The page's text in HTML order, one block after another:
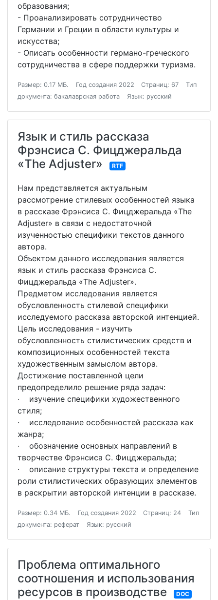
образования;
- Проанализировать сотрудничество
Германии и Греции в области культуры и
искусства;
- Описать особенности германо-греческого
сотрудничества в сфере поддержки туризма.
Размер: 0.17 МБ. Год создания 2022 Страниц: 67
Тип
документа: бакалаврская работа
Язык: русский
Язык и стиль рассказа
Фрэнсиса С. Фицджеральда
«The Adjuster»
RTF
Нам представляется актуальным
рассмотрение стилевых особенностей языка
в рассказе Фрэнсиса С. Фицджеральда «The
Adjuster» в связи с недостаточной
изученностью специфики текстов данного
автора.
Объектом данного исследования является
язык и стиль рассказа Фрэнсиса С.
Фицджеральда «The Adjuster».
Предметом исследования является
обусловленность стилевой специфики
исследуемого рассказа авторской интенцией.
Цель исследования - изучить
обусловленность стилистических средств и
композиционных особенностей текста
художественным замыслом автора.
Достижение поставленной цели
предопределило решение ряда задач:
· изучение специфики художественного
стиля;
· исследование особенностей рассказа как
жанра;
· обозначение основных направлений в
творчестве Фрэнсиса С. Фицджеральда;
· описание структуры текста и определение
роли стилистических образующих элементов
в раскрытии авторской интенции в рассказе.
Размер: 0.34 МБ. Год создания 2022 Страниц: 24
Тип
документа: реферат
Язык: русский
Проблема оптимального
соотношения и использования
ресурсов в производстве
DOC